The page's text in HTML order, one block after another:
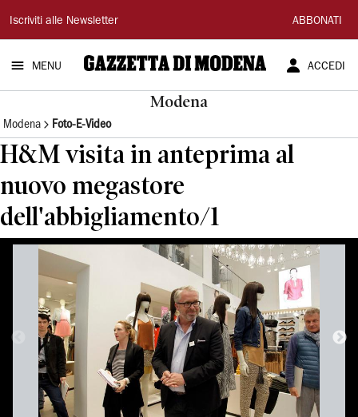
Gazzetta
di
Modena
Iscriviti alle Newsletter ABBONATI
MENU ACCEDI
Modena
Modena Foto-E-Video
H&M visita in anteprima al
nuovo megastore
dell'abbigliamento/1